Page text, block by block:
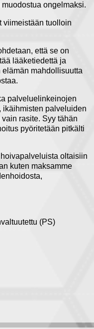
ongelmaksi.
viimeistään tuolloin
että se on
lääketiedettä ja
mahdollisuutta
palveluelinkeinojen
ikäihmisten palveluiden
rasite. Syy tähän
pyöritetään pitkälti
oltaisiin
kuten maksamme
(PS)